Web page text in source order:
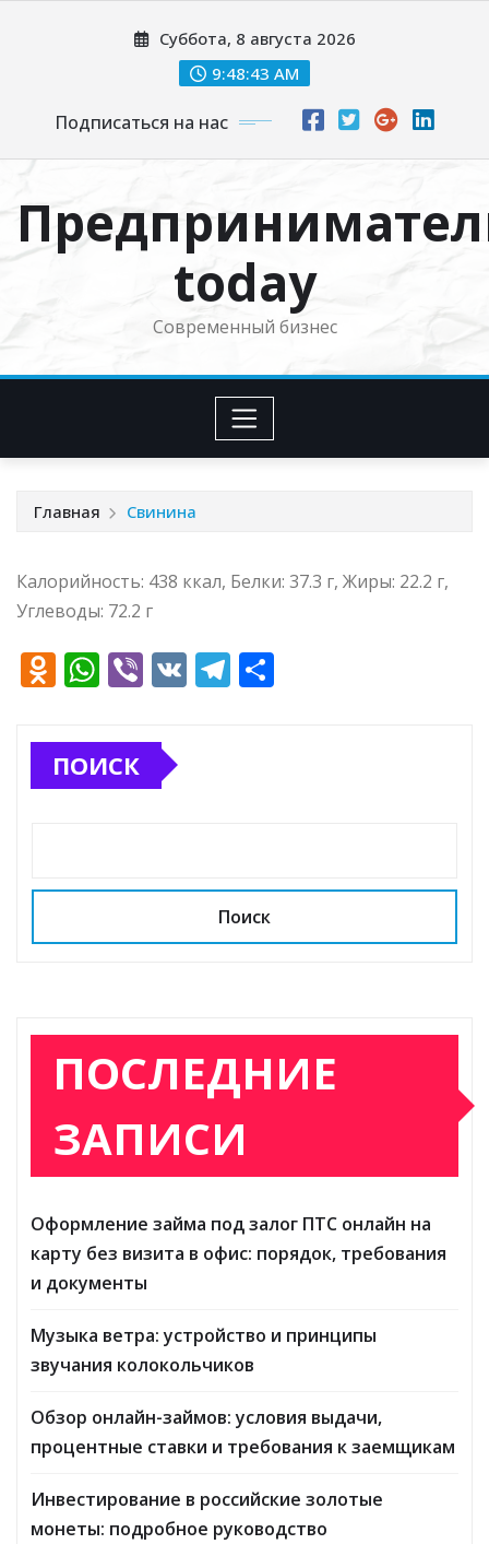
Суббота, 8 августа 2026
9:48:44 AM
Подписаться на нас
today
Современный бизнес
Главная Свинина
Калорийность: 438 ккал, Белки: 37.3 г, Жиры: 22.2 г,
Углеводы: 72.2 г
O
n
o
ss
ki
W
at
s
p
Vi
e
V T
и
ь
ПОИСК
Поиск
ПОСЛЕДНИЕ
ЗАПИСИ
Оформление займа под залог ПТС онлайн на
карту без визита в офис: порядок, требования
и документы
Музыка ветра: устройство и принципы
звучания колокольчиков
Обзор онлайн-займов: условия выдачи,
процентные ставки и требования к заемщикам
Инвестирование в российские золотые
монеты: подробное руководство